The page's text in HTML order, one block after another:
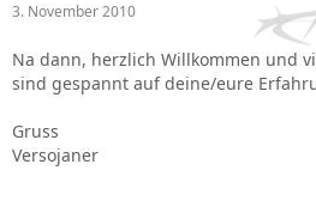
3. November 2010
Na dann, herzlich Willkommen und
sind gespannt auf deine/eure
Gruss
Versojaner